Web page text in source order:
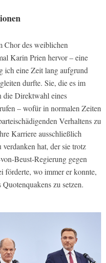
Chor des weiblichen
Karin Prien hervor – eine
ich eine Zeit lang aufgrund
durfte. Sie, die es im
die Direktwahl eines
– wofür in normalen Zeiten
Verhaltens zu
Karriere ausschließlich
hat, der sie trotz
Beust-Regierung gegen
förderte, wo immer er konnte,
zu setzen.